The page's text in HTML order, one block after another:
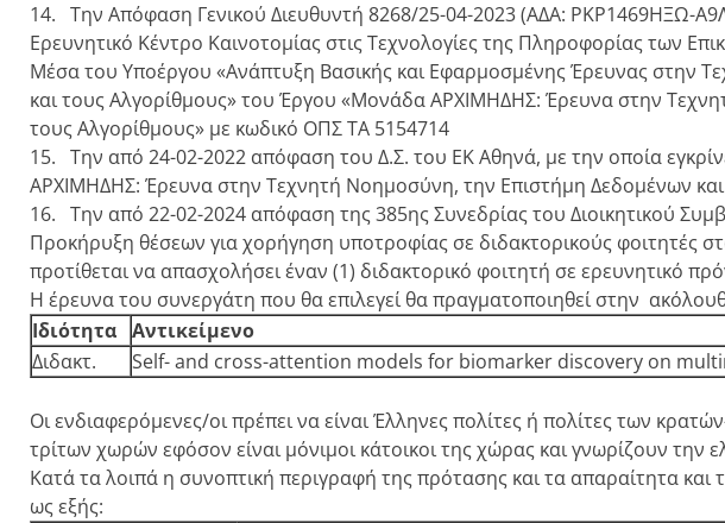
14. Την Απόφαση Γενικού Διευθυντή 8268/25-04-2023 (ΑΔΑ: ΡΚΡ1469ΗΞΩ-
Ερευνητικό Κέντρο Καινοτομίας στις Τεχνολογίες της Πληροφορίας των
Μέσα του Υποέργου «Ανάπτυξη Βασικής και Εφαρμοσμένης Έρευνας στην
και τους Αλγορίθμους» του Έργου «Μονάδα ΑΡΧΙΜΗΔΗΣ: Έρευνα στην
τους Αλγορίθμους» με κωδικό ΟΠΣ ΤΑ 5154714
15. Την από 24-02-2022 απόφαση του Δ.Σ. του ΕΚ Αθηνά, με την οποία
ΑΡΧΙΜΗΔΗΣ: Έρευνα στην Τεχνητή Νοημοσύνη, την Επιστήμη Δεδομένων
16. Την από 22-02-2024 απόφαση της 385ης Συνεδρίας του Διοικητικού
Προκήρυξη θέσεων για χορήγηση υποτροφίας σε διδακτορικούς φοιτητές
προτίθεται να απασχολήσει έναν (1) διδακτορικό φοιτητή σε ερευνητικό
Η έρευνα του συνεργάτη που θα επιλεγεί θα πραγματοποιηθεί στην
Ιδιότητα Αντικείμενο
Διδακτ.
Self- and cross-attention models for biomarker discovery on
Οι ενδιαφερόμενες/οι πρέπει να είναι Έλληνες πολίτες ή πολίτες των
τρίτων χωρών εφόσον είναι μόνιμοι κάτοικοι της χώρας και γνωρίζουν την
Κατά τα λοιπά η συνοπτική περιγραφή της πρότασης και τα απαραίτητα
ως εξής: